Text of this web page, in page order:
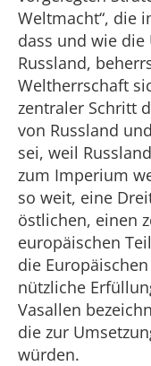
Weltmacht“, die
dass und wie die
Russland,
Weltherrschaft
zentraler Schritt
von Russland
sei, weil
zum Imperium
so weit, eine
östlichen, einen
europäischen
die
nützliche
Vasallen
die zur
würden.